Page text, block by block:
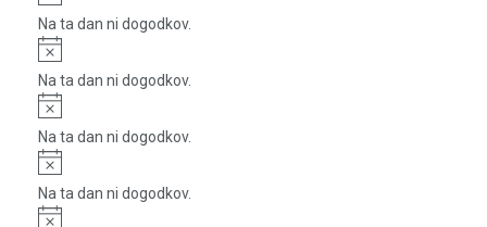
Na ta dan ni dogodkov.
Notice
Na ta dan ni dogodkov.
Notice
Na ta dan ni dogodkov.
Notice
Na ta dan ni dogodkov.
Notice